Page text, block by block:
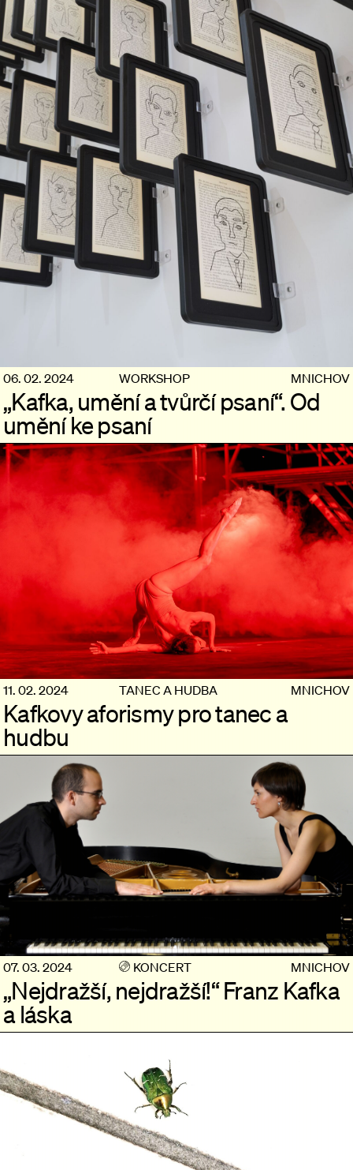
06. 02. 2024 WORKSHOP MNICHOV
„Kafka, umění a tvůrčí psaní“. Od
umění ke psaní
11. 02. 2024 TANEC A HUDBA MNICHOV
Kafkovy aforismy pro tanec a
hudbu
07. 03. 2024 KONCERT MNICHOV
„Nejdražší, nejdražší!“ Franz Kafka
a láska